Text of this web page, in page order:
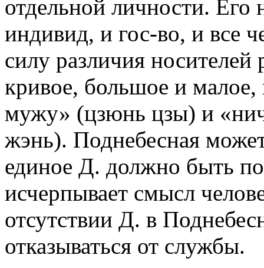
отдельной личности. Его
индивид, и гос-во, и все
силу различия
кривое, большое и
мужу» (цзюнь цзы) и
жэнь). Поднебесная
единое Д. должно быть
исчерпывает смысл
отсутствии Д. в
отказываться от службы.